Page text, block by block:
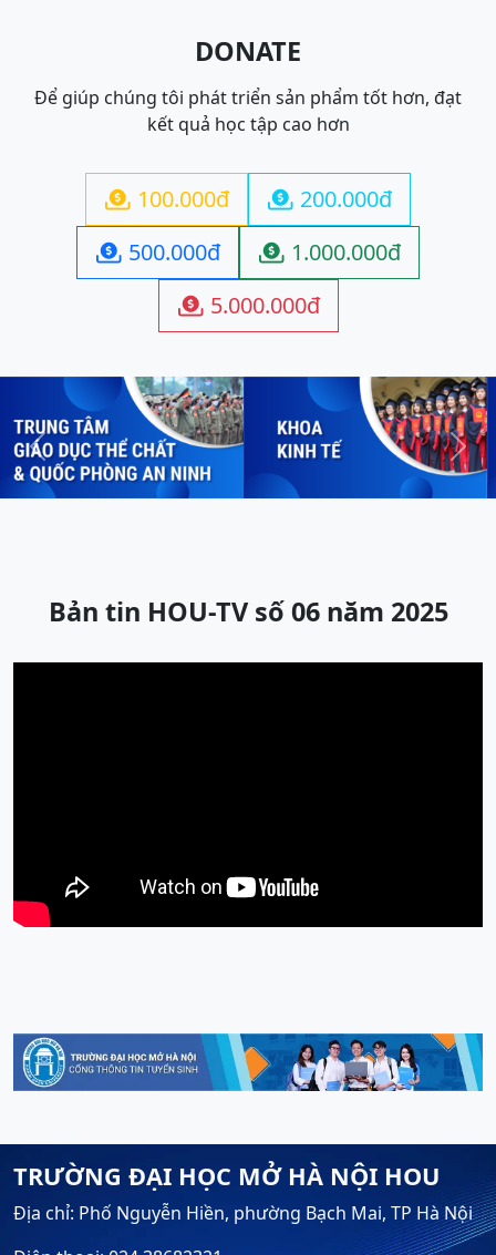
DONATE
Để giúp chúng tôi phát triển sản phẩm tốt hơn, đạt
kết quả học tập cao hơn
 100.000đ  200.000đ
 500.000đ  1.000.000đ
 5.000.000đ
Previous Next
Bản tin HOU-TV số 06 năm 2025
TRƯỜNG ĐẠI HỌC MỞ HÀ NỘI HOU
Địa chỉ: Phố Nguyễn Hiền, phường Bạch Mai, TP Hà Nội